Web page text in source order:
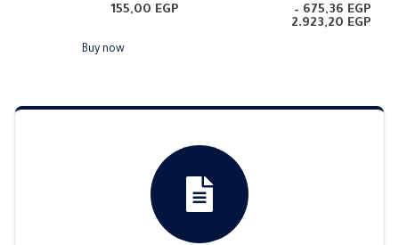
0من 5 675,36 EGP
–
2.923,20 EGP
0من 5 155,00 EGP
Buy now